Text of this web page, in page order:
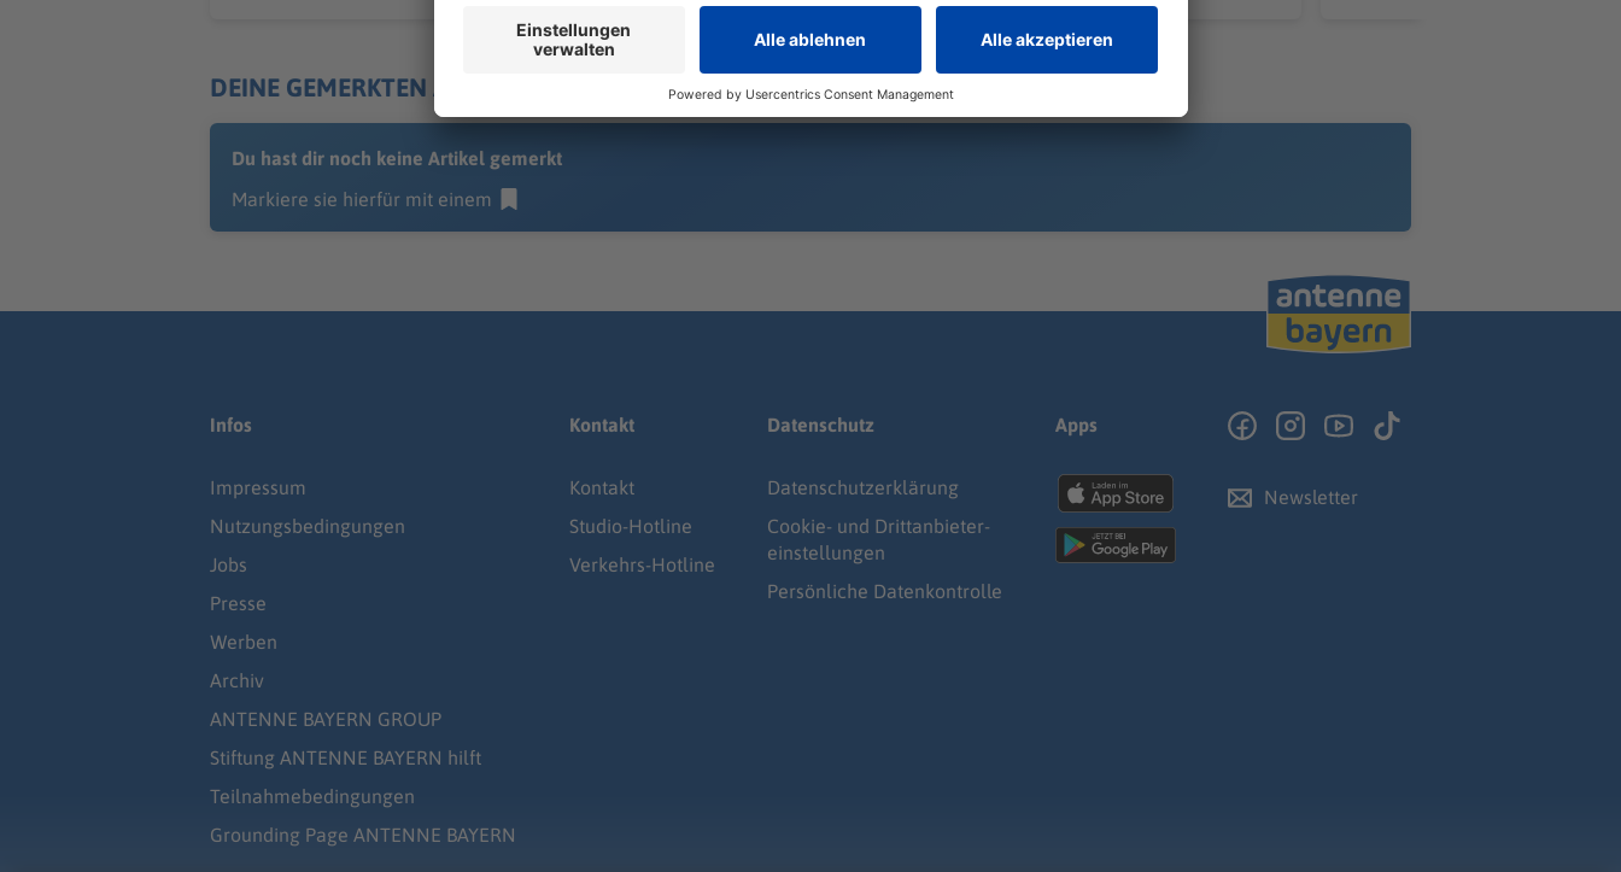
DEINE GEMERKTEN ARTIKEL
Du hast dir noch keine Artikel gemerkt
Markiere sie hierfür mit einem
Infos
Impressum
Nutzungsbedingungen
Jobs
Presse
Werben
Archiv
ANTENNE BAYERN GROUP
Stiftung ANTENNE BAYERN hilft
Teilnahmebedingungen
Grounding Page ANTENNE BAYERN
Kontakt
Kontakt
Studio-Hotline
Verkehrs-Hotline
Datenschutz
Datenschutz­erklärung
Cookie- und Drittanbieter-
einstellungen
Persönliche Datenkontrolle
Apps
Newsletter